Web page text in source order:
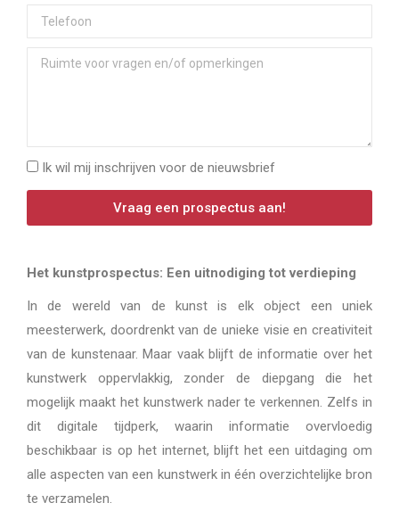
Ik wil mij inschrijven voor de nieuwsbrief
Vraag een prospectus aan!
Het kunstprospectus: Een uitnodiging tot verdieping
In de wereld van de kunst is elk object een uniek
meesterwerk, doordrenkt van de unieke visie en creativiteit
van de kunstenaar. Maar vaak blijft de informatie over het
kunstwerk oppervlakkig, zonder de diepgang die het
mogelijk maakt het kunstwerk nader te verkennen. Zelfs in
dit digitale tijdperk, waarin informatie overvloedig
beschikbaar is op het internet, blijft het een uitdaging om
alle aspecten van een kunstwerk in één overzichtelijke bron
te verzamelen.